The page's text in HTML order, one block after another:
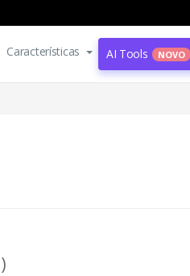
Características AI Tools NOVO
)